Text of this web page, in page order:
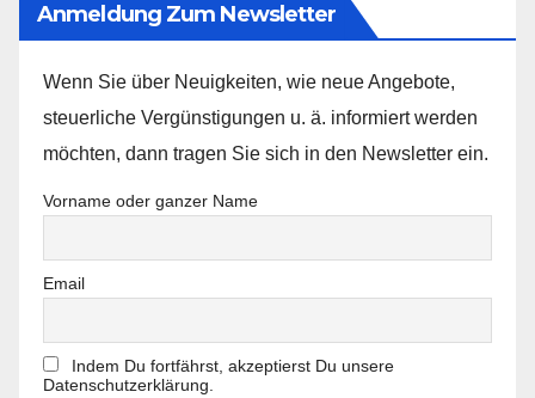
Anmeldung Zum Newsletter
Wenn Sie über Neuigkeiten, wie neue Angebote,
steuerliche Vergünstigungen u. ä. informiert werden
möchten, dann tragen Sie sich in den Newsletter ein.
Vorname oder ganzer Name
Email
Indem Du fortfährst, akzeptierst Du unsere
Datenschutzerklärung.